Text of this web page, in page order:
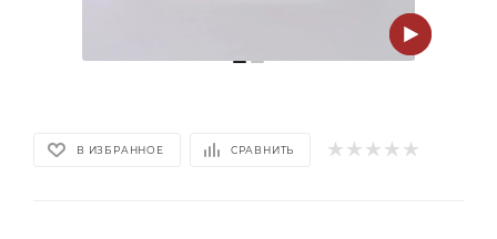
В ИЗБРАННОЕ СРАВНИТЬ